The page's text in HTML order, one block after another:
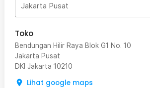
Jakarta Pusat
Toko
Bendungan Hilir Raya Blok G1 No. 10
Jakarta Pusat
DKI Jakarta 10210
Lihat google maps